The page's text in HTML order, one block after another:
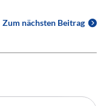
Zum nächsten Beitrag